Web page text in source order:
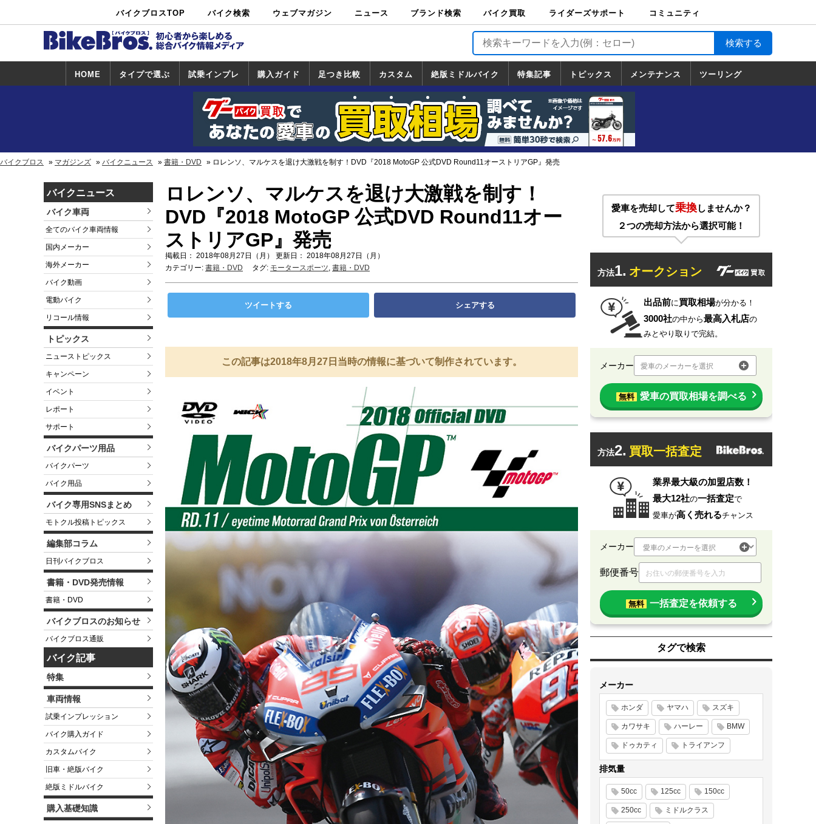
バイクブロスTOP バイク検索
中古バイ
ク・新車検
カタログ検
索
ショップ検
索
ウェブマガジン ニュース ブランド検索 バイク買取
バイク買取
ライダーズサポート
ライダーズサポート
TOP
バイク輸送
バイクガレージライ
フ
バイク車両保険
ロードサービス
バイク試乗
コミュニティ
HOME タイプで選ぶ 試乗インプレ
試乗インプレ
一覧
ホンダ
ヤマハ
スズキ
カワサキ
ハーレー
BMW
トライアンフ
ドゥカティ
購入ガイド
一覧
足つき比較 カスタム
カスタム
一覧
ホンダ
ヤマハ
スズキ
カワサキ
絶版ミドルバイク
絶版ミドルバイク
一覧
ホンダ
ヤマハ
スズキ
カワサキ
特集記事 トピックス
トピックス
一覧
ホンダ
ヤマハ
スズキ
カワサキ
ハーレーダ
ビッドソン
BMW
ドゥカティ
トライアン
フ
メンテナンス ツーリング
道の駅調査隊
ツーリング情報局
日本の道50選
国道めぐり
林道ツーリング
バイクブロス マガジンズ バイクニュース 書籍・DVD ロレンソ、マルケスを退け大激戦を制す！DVD『2018 MotoGP 公式DVD Round11オーストリアGP』発売
バイクニュース
バイク車両
全てのバイク車両情報
国内メーカー
海外メーカー
バイク動画
電動バイク
リコール情報
トピックス
ニューストピックス
キャンペーン
イベント
レポート
サポート
バイクパーツ用品
バイクパーツ
バイク用品
バイク専用SNSまとめ
モトクル投稿トピックス
編集部コラム
日刊バイクブロス
書籍・DVD発売情報
書籍・DVD
バイクブロスのお知らせ
バイクブロス通販
バイク記事
特集
車両情報
試乗インプレッション
バイク購入ガイド
カスタムバイク
旧車・絶版バイク
絶版ミドルバイク
購入基礎知識
ロレンソ、マルケスを退け大激戦を制す！
DVD『2018 MotoGP 公式DVD Round11オー
ストリアGP』発売
掲載日： 2018年08月27日（月） 更新日： 2018年08月27日（月）
カテゴリー: 書籍・DVD タグ: モータースポーツ, 書籍・DVD
ツイートする シェアする
この記事は2018年8月27日当時の情報に基づいて制作されています。
愛車を売却して乗換しませんか？
２つの売却方法から選択可能！
方法1. オークション
出品前に買取相場が分かる！
3000社の中から最高入札店の
みとやり取りで完結。
メーカー 愛車のメーカーを選択
無料 愛車の買取相場を調べる
方法2. 買取一括査定
業界最大級の加盟店数！
最大12社の一括査定で
愛車が高く売れるチャンス
メーカー
郵便番号
無料 一括査定を依頼する
タグで検索
メーカー
ホンダ ヤマハ スズキ
カワサキ ハーレー BMW
ドゥカティ トライアンフ
排気量
50cc 125cc 150cc
250cc ミドルクラス